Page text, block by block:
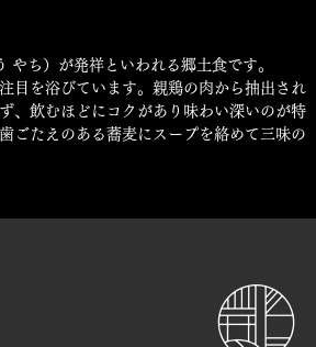
やち）が発祥といわれる郷土食です。
目を浴びています。親鶏の肉から抽出され
、飲むほどにコクがあり味わい深いのが特
ごたえのある蕎麦にスープを絡めて三味の